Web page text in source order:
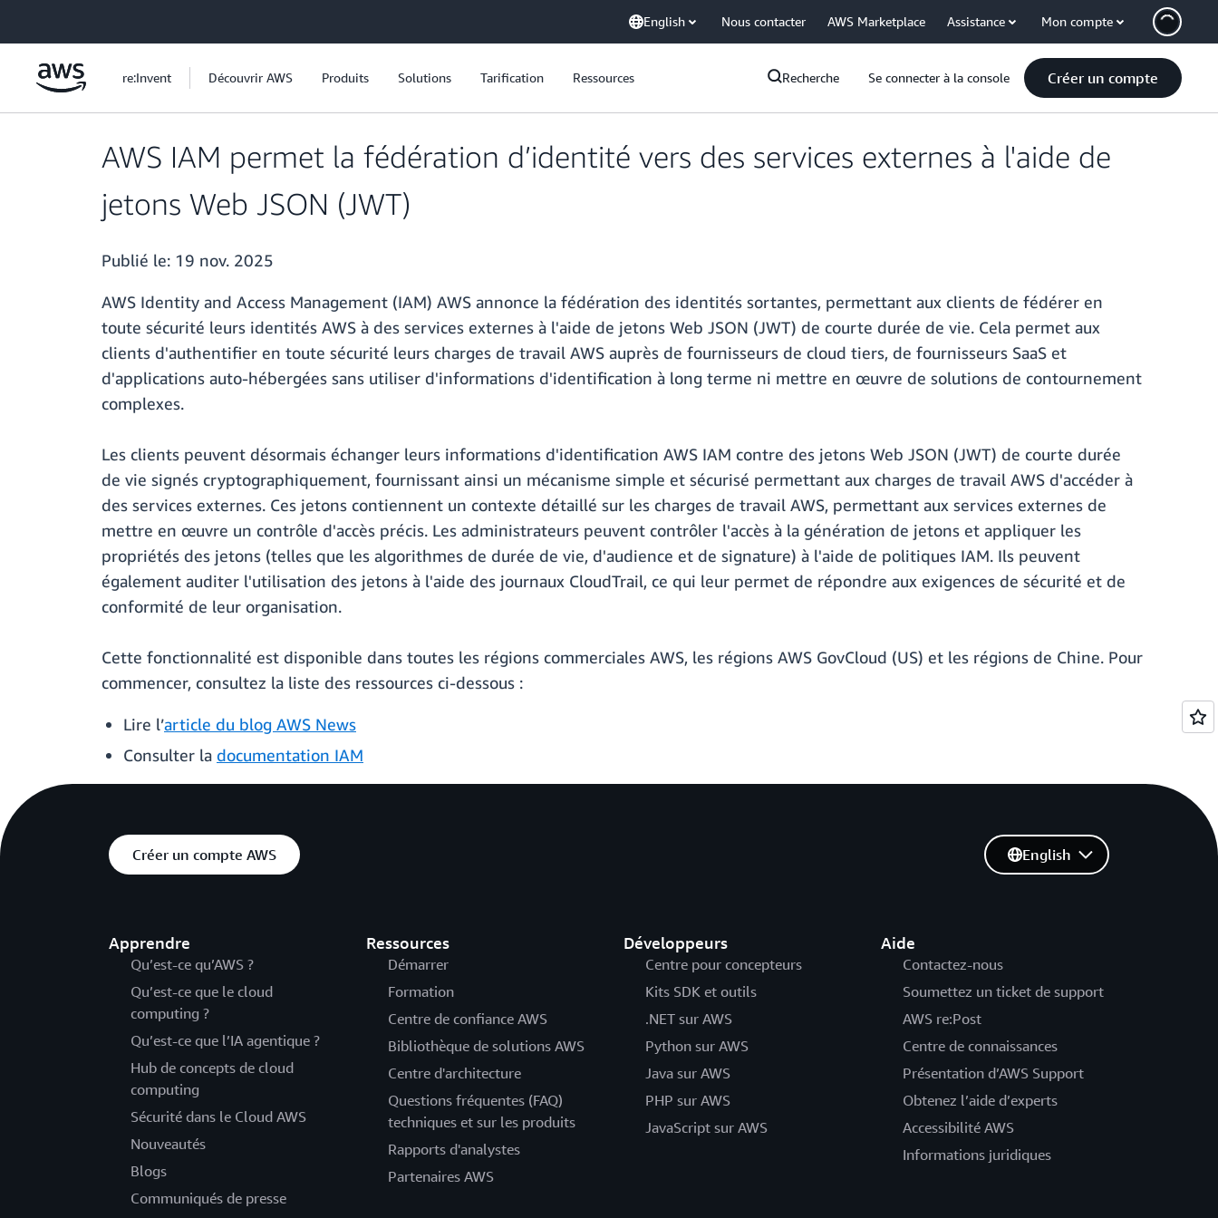
English Nous contacter AWS Marketplace Assistance Mon compte
re:Invent Découvrir AWS Produits Solutions Tarification Ressources Recherche Se connecter à la console Créer un compte
AWS IAM permet la fédération d’identité vers des services externes à l'aide de
jetons Web JSON (JWT)
Publié le: 19 nov. 2025
AWS Identity and Access Management (IAM) AWS annonce la fédération des identités sortantes, permettant aux clients de fédérer en
toute sécurité leurs identités AWS à des services externes à l'aide de jetons Web JSON (JWT) de courte durée de vie. Cela permet aux
clients d'authentifier en toute sécurité leurs charges de travail AWS auprès de fournisseurs de cloud tiers, de fournisseurs SaaS et
d'applications auto-hébergées sans utiliser d'informations d'identification à long terme ni mettre en œuvre de solutions de contournement
complexes.
Les clients peuvent désormais échanger leurs informations d'identification AWS IAM contre des jetons Web JSON (JWT) de courte durée
de vie signés cryptographiquement, fournissant ainsi un mécanisme simple et sécurisé permettant aux charges de travail AWS d'accéder à
des services externes. Ces jetons contiennent un contexte détaillé sur les charges de travail AWS, permettant aux services externes de
mettre en œuvre un contrôle d'accès précis. Les administrateurs peuvent contrôler l'accès à la génération de jetons et appliquer les
propriétés des jetons (telles que les algorithmes de durée de vie, d'audience et de signature) à l'aide de politiques IAM. Ils peuvent
également auditer l'utilisation des jetons à l'aide des journaux CloudTrail, ce qui leur permet de répondre aux exigences de sécurité et de
conformité de leur organisation.
Cette fonctionnalité est disponible dans toutes les régions commerciales AWS, les régions AWS GovCloud (US) et les régions de Chine. Pour
commencer, consultez la liste des ressources ci-dessous :
Lire l’article du blog AWS News
Consulter la documentation IAM
Créer un compte AWS
Apprendre
Qu’est-ce qu’AWS ?
Qu’est-ce que le cloud
computing ?
Qu’est-ce que l’IA agentique ?
Hub de concepts de cloud
computing
Sécurité dans le Cloud AWS
Nouveautés
Blogs
Communiqués de presse
Ressources
Démarrer
Formation
Centre de confiance AWS
Bibliothèque de solutions AWS
Centre d'architecture
Questions fréquentes (FAQ)
techniques et sur les produits
Rapports d'analystes
Partenaires AWS
Développeurs
Centre pour concepteurs
Kits SDK et outils
.NET sur AWS
Python sur AWS
Java sur AWS
PHP sur AWS
JavaScript sur AWS
Aide
Contactez-nous
Soumettez un ticket de support
AWS re:Post
Centre de connaissances
Présentation d’AWS Support
Obtenez l’aide d’experts
Accessibilité AWS
Informations juridiques
English